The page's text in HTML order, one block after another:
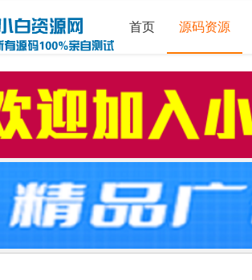
首页 源码资源